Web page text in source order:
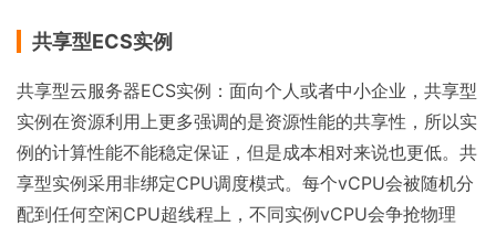
共享型ECS实例
共享型云服务器ECS实例：面向个人或者中小企业，共享型
实例在资源利用上更多强调的是资源性能的共享性，所以实
例的计算性能不能稳定保证，但是成本相对来说也更低。共
享型实例采用非绑定CPU调度模式。每个vCPU会被随机分
配到任何空闲CPU超线程上，不同实例vCPU会争抢物理